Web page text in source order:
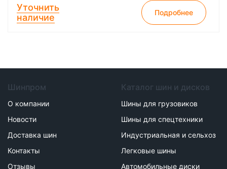
Уточнить
наличие
Подробнее
Шинпром
О компании
Новости
Доставка шин
Контакты
Отзывы
Каталог шин и дисков
Шины для грузовиков
Шины для спецтехники
Индустриальная и сельхоз
Легковые шины
Автомобильные диски